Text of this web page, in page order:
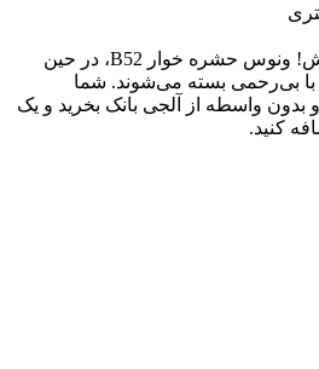
سالم، سرحال و آمادۀ واکنش! ونوس حشره خوار B52، در حین
با بی‌رحمی بسته می‌شوند. شما
بدون واسطه از آلجی بانک بخرید و یک
کنید.